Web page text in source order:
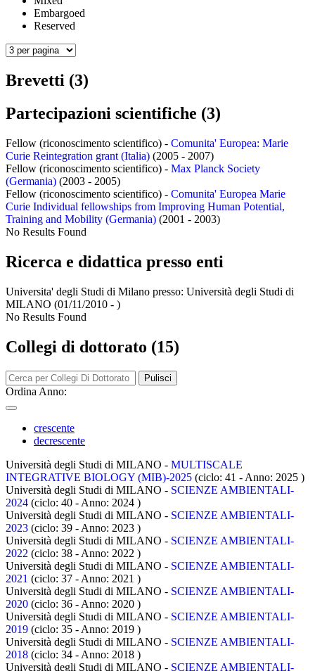
Embargoed
Reserved
Brevetti (3)
Partecipazioni scientifiche (3)
Fellow (riconoscimento scientifico) - Comunita' Europea: Marie
Curie Reintegration grant (Italia) (2005 - 2007)
Fellow (riconoscimento scientifico) - Max Planck Society
(Germania) (2003 - 2005)
Fellow (riconoscimento scientifico) - Comunita' Europea Marie
Curie Individual fellowships from Improving Human Potential,
Training and Mobility (Germania) (2001 - 2003)
No Results Found
Ricerca e didattica presso enti
Universita' degli Studi di Milano presso: Università degli Studi di
MILANO (01/11/2010 - )
No Results Found
Collegi di dottorato (15)
Pulisci
Ordina Anno:
crescente
decrescente
Università degli Studi di MILANO - MULTISCALE
INTEGRATIVE BIOLOGY (MIB)-2025 (ciclo: 41 - Anno: 2025 )
Università degli Studi di MILANO - SCIENZE AMBIENTALI-
2024 (ciclo: 40 - Anno: 2024 )
Università degli Studi di MILANO - SCIENZE AMBIENTALI-
2023 (ciclo: 39 - Anno: 2023 )
Università degli Studi di MILANO - SCIENZE AMBIENTALI-
2022 (ciclo: 38 - Anno: 2022 )
Università degli Studi di MILANO - SCIENZE AMBIENTALI-
2021 (ciclo: 37 - Anno: 2021 )
Università degli Studi di MILANO - SCIENZE AMBIENTALI-
2020 (ciclo: 36 - Anno: 2020 )
Università degli Studi di MILANO - SCIENZE AMBIENTALI-
2019 (ciclo: 35 - Anno: 2019 )
Università degli Studi di MILANO - SCIENZE AMBIENTALI-
2018 (ciclo: 34 - Anno: 2018 )
Università degli Studi di MILANO - SCIENZE AMBIENTALI-